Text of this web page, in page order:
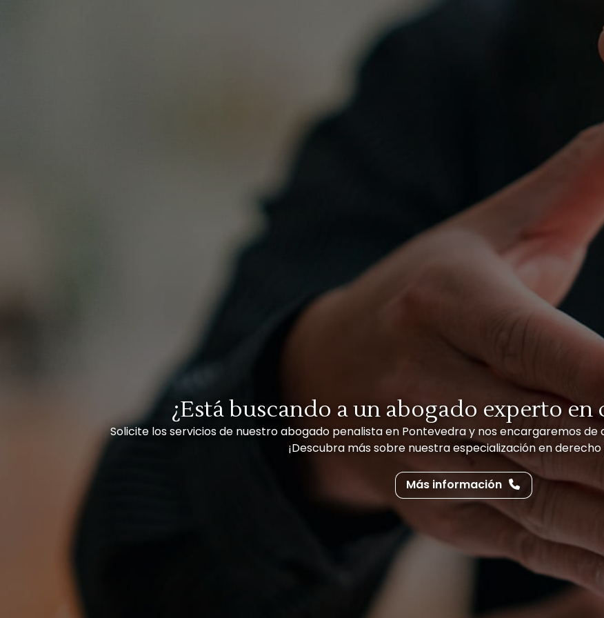
Delitos
¿Está buscando a un abogado experto en
Solicite los servicios de nuestro abogado penalista en Pontevedra y nos encargaremos
¡Descubra más sobre nuestra especialización en
Más información